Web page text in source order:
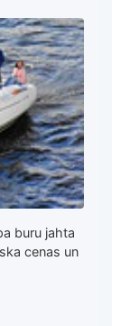
buru jahta
cenas un